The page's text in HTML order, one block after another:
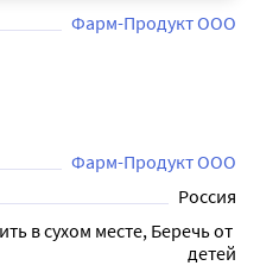
Фарм-Продукт ООО
Фарм-Продукт ООО
Россия
в сухом месте, Беречь от
детей